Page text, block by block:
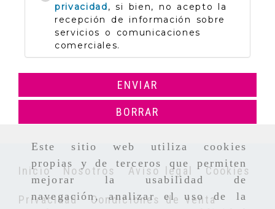
Este sitio web utiliza cookies
propias y de terceros que permiten
mejorar la usabilidad de
navegación, analizar el uso de la
privacidad, si bien, no acepto la
recepción de información sobre
servicios o comunicaciones
comerciales.
ENVIAR
BORRAR
Inicio Nosotros Aviso legal Cookies
Privacidad Condiciones de venta